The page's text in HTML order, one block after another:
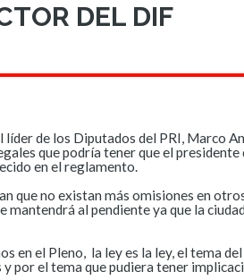
DEL DIF
líder de los Diputados del PRI, Marco
que podría tener que el
en el reglamento.
que no existan más omisiones en
mantendrá al pendiente ya que la
en el Pleno, la ley es la ley, el tema
por el tema que pudiera tener